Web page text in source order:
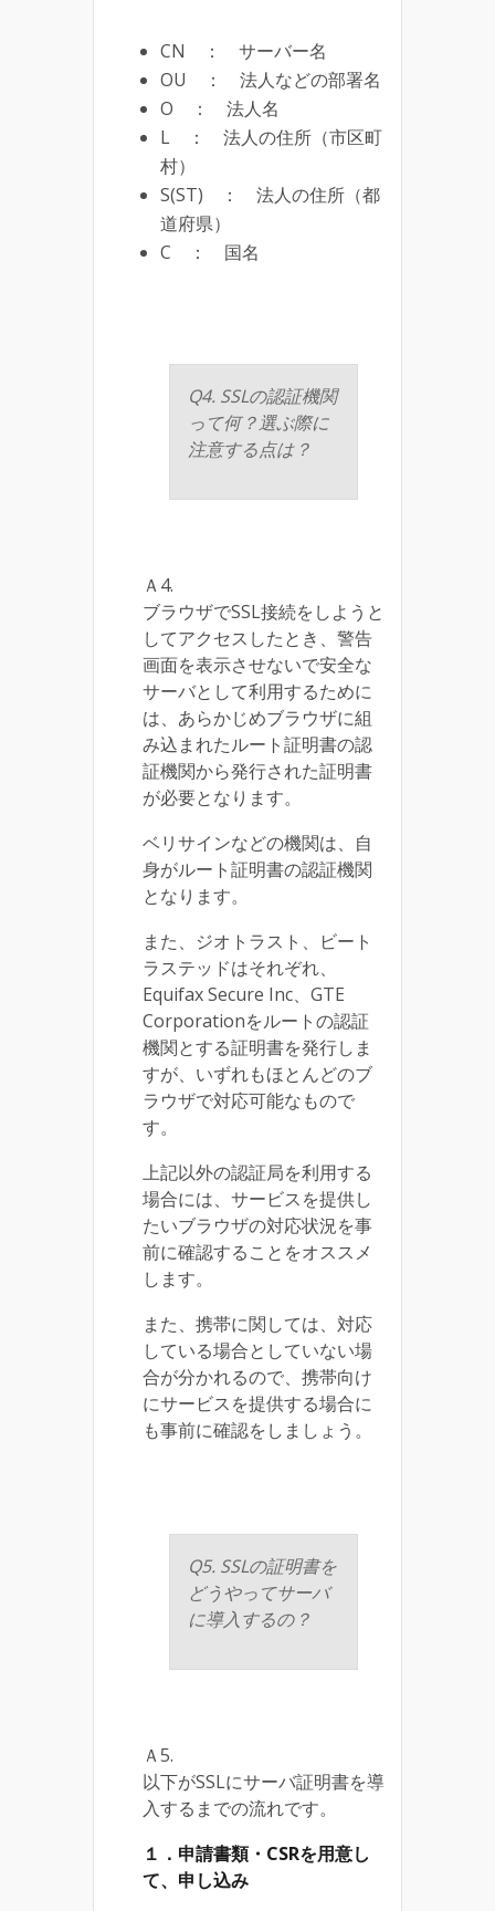
CN ： サーバー名
OU ： 法人などの部署名
O ： 法人名
L ： 法人の住所（市区町
村）
S(ST) ： 法人の住所（都
道府県）
C ： 国名
Q4. SSLの認証機関
って何？選ぶ際に
注意する点は？
Ａ4.
ブラウザでSSL接続をしようと
してアクセスしたとき、警告
画面を表示させないで安全な
サーバとして利用するために
は、あらかじめブラウザに組
み込まれたルート証明書の認
証機関から発行された証明書
が必要となります。
ベリサインなどの機関は、自
身がルート証明書の認証機関
となります。
また、ジオトラスト、ビート
ラステッドはそれぞれ、
Equifax Secure Inc、GTE
Corporationをルートの認証
機関とする証明書を発行しま
すが、いずれもほとんどのブ
ラウザで対応可能なもので
す。
上記以外の認証局を利用する
場合には、サービスを提供し
たいブラウザの対応状況を事
前に確認することをオススメ
します。
また、携帯に関しては、対応
している場合としていない場
合が分かれるので、携帯向け
にサービスを提供する場合に
も事前に確認をしましょう。
Q5. SSLの証明書を
どうやってサーバ
に導入するの？
Ａ5.
以下がSSLにサーバ証明書を導
入するまでの流れです。
１．申請書類・CSRを用意し
て、申し込み